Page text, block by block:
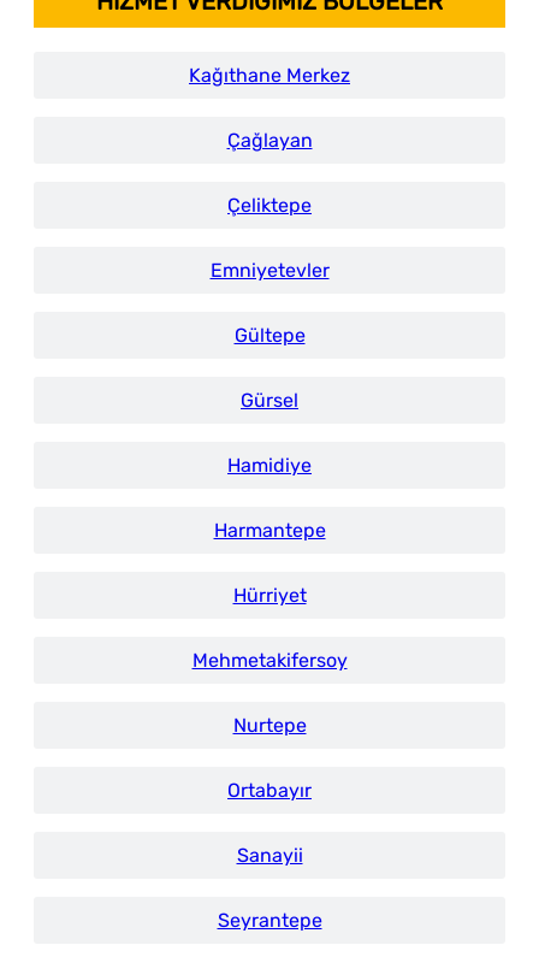
Kağıthane Merkez
Çağlayan
Çeliktepe
Emniyetevler
Gültepe
Gürsel
Hamidiye
Harmantepe
Hürriyet
Mehmetakifersoy
Nurtepe
Ortabayır
Sanayii
Seyrantepe